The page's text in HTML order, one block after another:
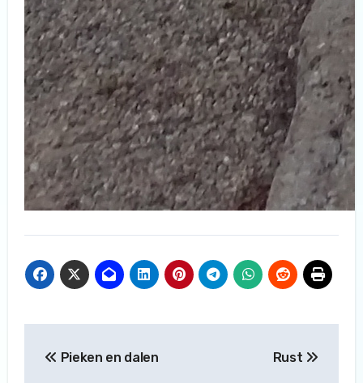
Pieken en dalen Rust